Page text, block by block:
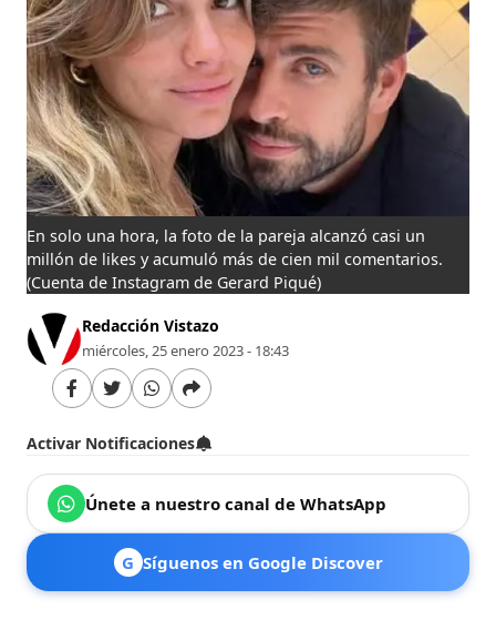
En solo una hora, la foto de la pareja alcanzó casi un
millón de likes y acumuló más de cien mil comentarios.
(Cuenta de Instagram de Gerard Piqué)
Redacción Vistazo
miércoles, 25 enero 2023 - 18:43
Activar Notificaciones
Únete a nuestro canal de WhatsApp
G Síguenos en Google Discover